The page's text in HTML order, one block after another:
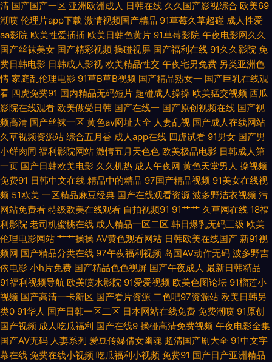
www91大神 超碰美国 成人自拍视频网站 福利AV在线导航 加勒比啊V网 另
类情趣福利社 欧美啪啪91 日本不卡一三区 手机在线三级中文 亚洲免费成人
片 91福利包网站 91洮色在线观看 操逼片韩国 国产九一 久久草超碰 欧美
sese 人人看人人摸97 四虎永久地址日韩 亚洲第七页国产 在线看免费91 91
公司制作传媒 91手机在线视频 av资源影院 成人剧场 韩国美女操逼视频 激情
综合涩涩网 另类婷婷 欧美成人色 日本操逼逼 日韩视频一区 午夜欧美剧场 91
黄色网入口站 99热精偷拍 成人qv 国产自排视频大全 久草资源成人在线 青青
草福利导航 探花成人AV 先锋资源久久 伊人大香蕉小说 91精品国产丝袜 avtt
香蕉久久 成人AV大香蕉 国产第页 黑丝秦先生 欧美午夜激情影院 97久久草
av天堂吧 欧美青青久久 三级AV免费 91色色欧美日韩 超碰免费在线97 国产
AV色色 韩国二三四区 另类激情综合 日本网站www 五月四虎停停色图 伊人
大香啪啪 91夫妻论坛视频 九一美女网站 欧美桃色网 日韩69 午夜剧场性交
清 国产国产一区 亚洲欧洲成人 日韩在线 久久国产影视综合 欧美69
潮喷 伦理片app下载 激情视频国产精品 91草莓久草超碰 成人性爱
aa影院 欧美性爱插插 欧美日韩色黄片 91草莓影院 午夜电影网久久
国产丝袜美女 国产精彩视频 操碰视屏 国产福利在线 91久久影院 免
费日韩电影 日韩成人影视 欧美精品性交 午夜宅男免费 另类亚洲色
情 家庭乱伦理电影 91草B草B视频 国产精品熟女一 国产巨乳在线观
看 四虎免费91 国内精品无码短片 超碰成人操操 欧美猛交视频 西瓜
影院在线观看 欧美做受日韩 国产在线一 国产原创视频在线 国产视
频高清 国产丝袜一区 黄色av网址大全 人妻乱视 国产成人在线网站
久草视频资源站 综合五月香 成人app在线 四虎试看 91男女 国产男
小鲜肉同 福利影院网站 激情五月天色色 欧美极品电影 日韩成人第
一页 国产日韩欧美电影 久久机热 成人午夜网 黄色天堂男人 操视频
免费91 日韩中文在线 精品中的精品 97国产精品视频 91美女在线视
频 51欧美 一区精品麻豆经典 国产在线观看资源 波多野洁衣视频 污
网站免费看 特级欧美在线观看 自拍视频91 91艹艹 久草网在线 18福
利影院 老司机蜜桃在线 成人精品一区二区 韩日爆乳无码三级 欧美
伦理电影网站 艹艹操操 AV黄色观看网站 日韩欧美在线国产 新91视
频网 国产精品分类在线 97午夜福利视频 岛国AV动作无码 波多野吉
依电影 小h片免费 国产精品色色视屏 国产午夜成人 最新日韩精品
91福利视频导航 欧美喷水影院 91爱爱视频 欧美色图论坛 91榴莲小
视频 国产高清一卡新区 国产看片资源 二色吧97资源站 欧美日韩另
类0 91华人 国产日韩一区二区 日本网站在线免费 免费潮喷 91原创
国产视频 成人吃瓜福利 国产在线9 操碰高清免费视频 午夜电影全集
国产AV无码 人妻系列 爱豆传媒倩女幽魂 超清国产剧大全 91中文字
幕在线 免费在线小视频 吃瓜福利小视频 免费91 国产日产亚洲精品